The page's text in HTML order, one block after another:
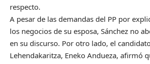
respecto.
A pesar de las demandas del PP por
los negocios de su esposa, Sánchez no
en su discurso. Por otro lado, el
Lehendakaritza, Eneko Andueza, afirmó